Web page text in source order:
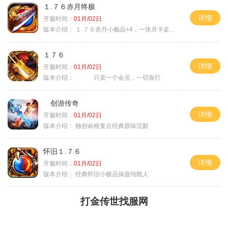
１.７６赤月终极
开服时间： 01月/02日
版本介绍：
１.７６赤月小极品+4，一张月卡走天涯b
详情
１７６
开服时间： 01月/02日
版本介绍：
只卖一个会员，一切靠打
详情
创游传奇
开服时间： 01月/02日
版本介绍： 独创命格复古经典原味沉默
详情
怀旧１.７６
开服时间： 01月/02日
版本介绍： 经典怀旧小极品保值纯散人
详情
打金传世找服网